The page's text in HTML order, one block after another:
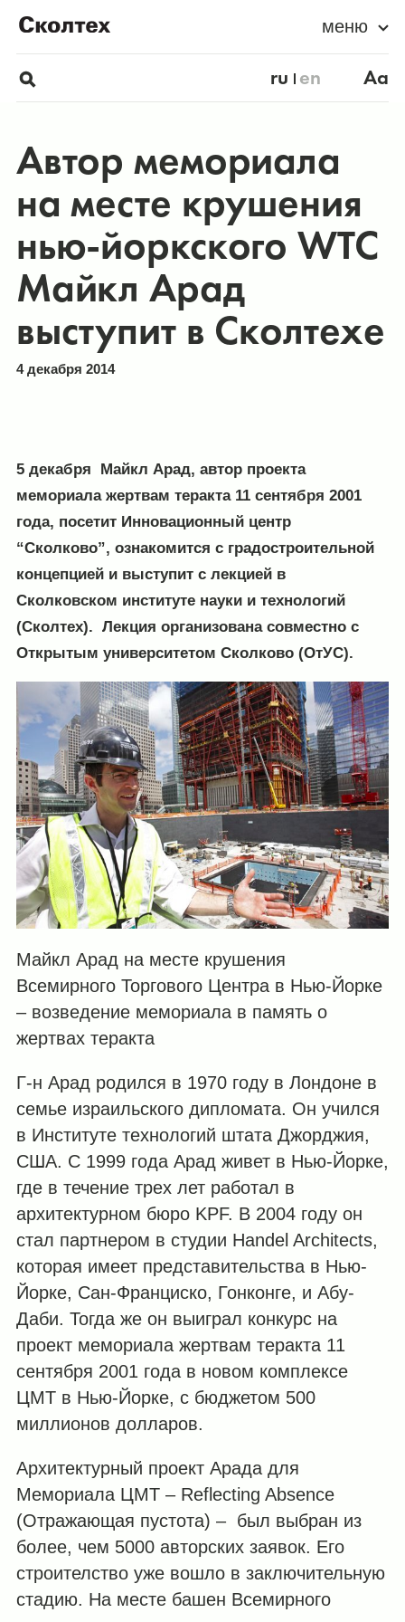
меню
ru en Aa
Автор мемориала
на месте крушения
нью-йоркского WTC
Майкл Арад
выступит в Сколтехе
4 декабря 2014
5 декабря Майкл Арад, автор проекта
мемориала жертвам теракта 11 сентября 2001
года, посетит Инновационный центр
“Сколково”, ознакомится с градостроительной
концепцией и выступит с лекцией в
Сколковском институте науки и технологий
(Сколтех). Лекция организована совместно с
Открытым университетом Сколково (ОтУС).
Майкл Арад на месте крушения
Всемирного Торгового Центра в Нью-Йорке
– возведение мемориала в память о
жертвах теракта
Г-н Арад родился в 1970 году в Лондоне в
семье израильского дипломата. Он учился
в Институте технологий штата Джорджия,
США. С 1999 года Арад живет в Нью-Йорке,
где в течение трех лет работал в
архитектурном бюро KPF. В 2004 году он
стал партнером в студии Handel Architects,
которая имеет представительства в Нью-
Йорке, Сан-Франциско, Гонконге, и Абу-
Даби. Тогда же он выиграл конкурс на
проект мемориала жертвам теракта 11
сентября 2001 года в новом комплексе
ЦМТ в Нью-Йорке, с бюджетом 500
миллионов долларов.
Архитектурный проект Арада для
Мемориала ЦМТ – Reflecting Absence
(Отражающая пустота) – был выбран из
более, чем 5000 авторских заявок. Его
строителство уже вошло в заключительную
стадию. На месте башен Всемирного